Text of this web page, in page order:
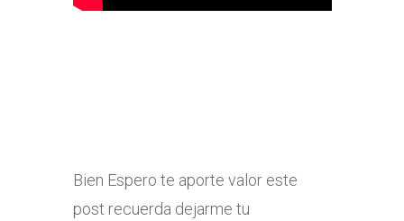
Bien Espero te aporte valor este
post recuerda dejarme tu